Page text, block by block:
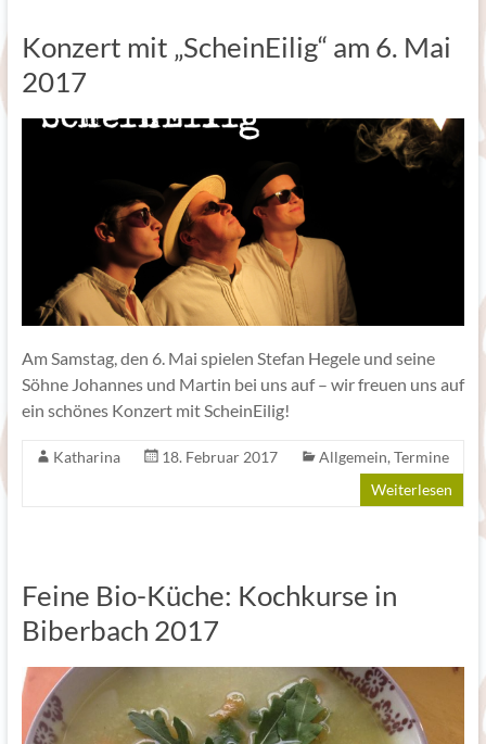
Konzert mit „ScheinEilig“ am 6. Mai
2017
Am Samstag, den 6. Mai spielen Stefan Hegele und seine
Söhne Johannes und Martin bei uns auf – wir freuen uns auf
ein schönes Konzert mit ScheinEilig!
Katharina 18. Februar 2017 Allgemein, Termine
Weiterlesen
Feine Bio-Küche: Kochkurse in
Biberbach 2017